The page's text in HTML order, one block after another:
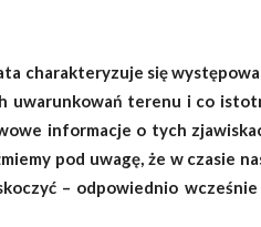
charakteryzuje się
uwarunkowań terenu i co
informacje o tych
pod uwagę, że w czasie
– odpowiednio